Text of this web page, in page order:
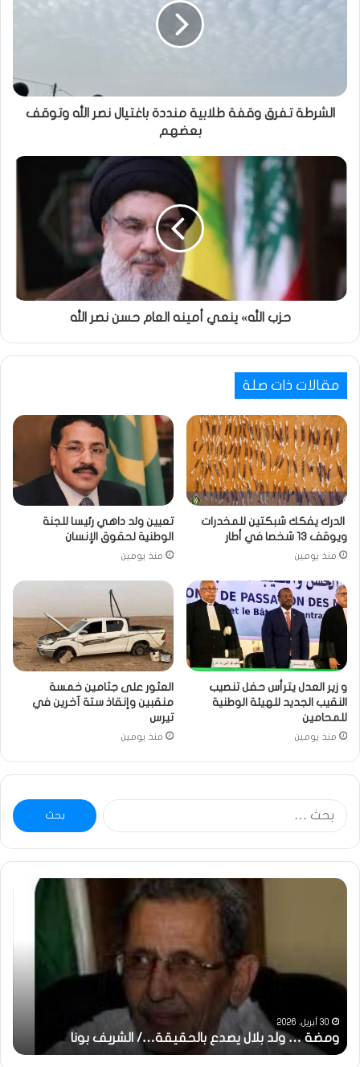
الشرطة تفرق وقفة طلابية منددة باغتيال نصر الله وتوقف
بعضهم
حزب الله» ينعي أمينه العام حسن نصر الله
مقالات ذات صلة
الدرك يفكك شبكتين للمخدرات
ويوقف 13 شخصا في أطار
منذ يومين
تعيين ولد داهي رئيسا للجنة
الوطنية لحقوق الإنسان
منذ يومين
و زير العدل يترأس حفل تنصيب
النقيب الجديد للهيئة الوطنية
للمحامين
منذ يومين
العثور على جثامين خمسة
منقبين وإنقاذ ستة آخرين في
تيرس
منذ يومين
البحث
عن:
يصدع بالحقيقة…/ الشريف بونا
خاطرة
التراد
محمد
31 مايو، 2025
خاطرة : تحية